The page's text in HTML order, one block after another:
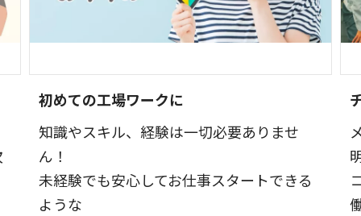
初めての工場ワークに
知識やスキル、経験は一切必要ありませ
ん！
未経験でも安心してお仕事スタートできる
ような